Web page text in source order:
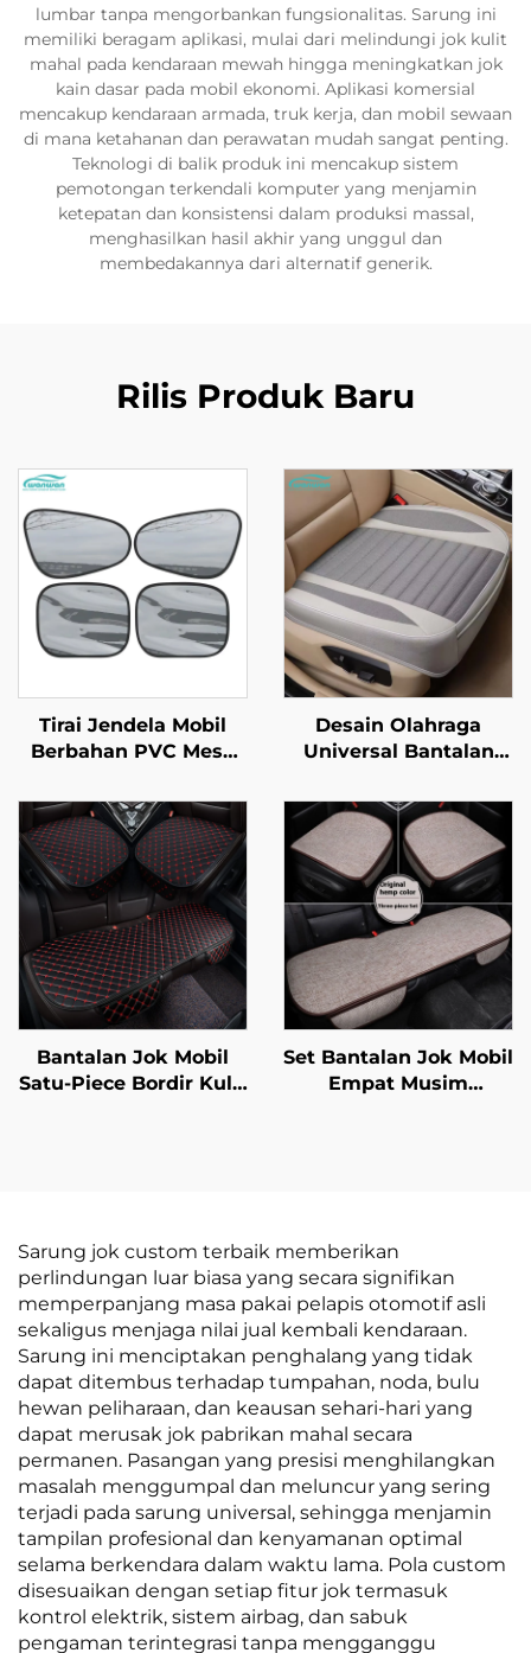
lumbar tanpa mengorbankan fungsionalitas. Sarung ini
memiliki beragam aplikasi, mulai dari melindungi jok kulit
mahal pada kendaraan mewah hingga meningkatkan jok
kain dasar pada mobil ekonomi. Aplikasi komersial
mencakup kendaraan armada, truk kerja, dan mobil sewaan
di mana ketahanan dan perawatan mudah sangat penting.
Teknologi di balik produk ini mencakup sistem
pemotongan terkendali komputer yang menjamin
ketepatan dan konsistensi dalam produksi massal,
menghasilkan hasil akhir yang unggul dan
membedakannya dari alternatif generik.
Rilis Produk Baru
Tirai Jendela Mobil
Berbahan PVC Mesh
Baru Antar Negara,
Tirai Elektrostatik
untuk Insulasi Panas
dan Pelindung Sinar
Matahari
Desain Olahraga
Universal Bantalan
Piece dengan Fitur
Pendingin dan Pijat,
Dilengkapi Kain Linen
untuk Musim
Semi/Musim Panas,
Kompatibel dengan
Mazda
Bantalan Jok Mobil
Satu-Piece Bordir Kulit
Set Bantalan Jok Mobil
Empat Musim
Sarung jok custom terbaik memberikan
perlindungan luar biasa yang secara signifikan
memperpanjang masa pakai pelapis otomotif asli
sekaligus menjaga nilai jual kembali kendaraan.
Sarung ini menciptakan penghalang yang tidak
dapat ditembus terhadap tumpahan, noda, bulu
hewan peliharaan, dan keausan sehari-hari yang
dapat merusak jok pabrikan mahal secara
permanen. Pasangan yang presisi menghilangkan
masalah menggumpal dan meluncur yang sering
terjadi pada sarung universal, sehingga menjamin
tampilan profesional dan kenyamanan optimal
selama berkendara dalam waktu lama. Pola custom
disesuaikan dengan setiap fitur jok termasuk
kontrol elektrik, sistem airbag, dan sabuk
pengaman terintegrasi tanpa mengganggu